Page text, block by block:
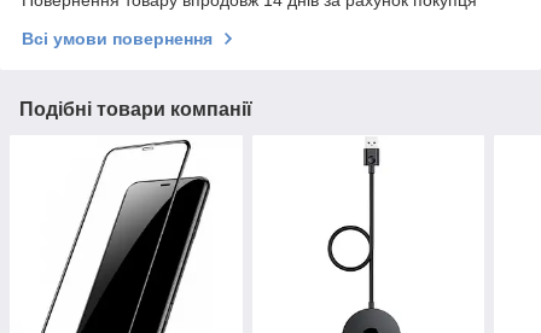
Всі умови повернення
Подібні товари компанії